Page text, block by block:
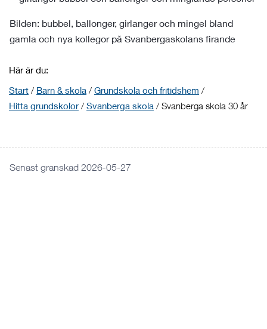
Bilden: bubbel, ballonger, girlanger och mingel bland
gamla och nya kollegor på Svanbergaskolans firande
Här är du:
Start / Barn & skola / Grundskola och fritidshem /
Hitta grundskolor / Svanberga skola / Svanberga skola 30 år
Senast granskad 2026-05-27